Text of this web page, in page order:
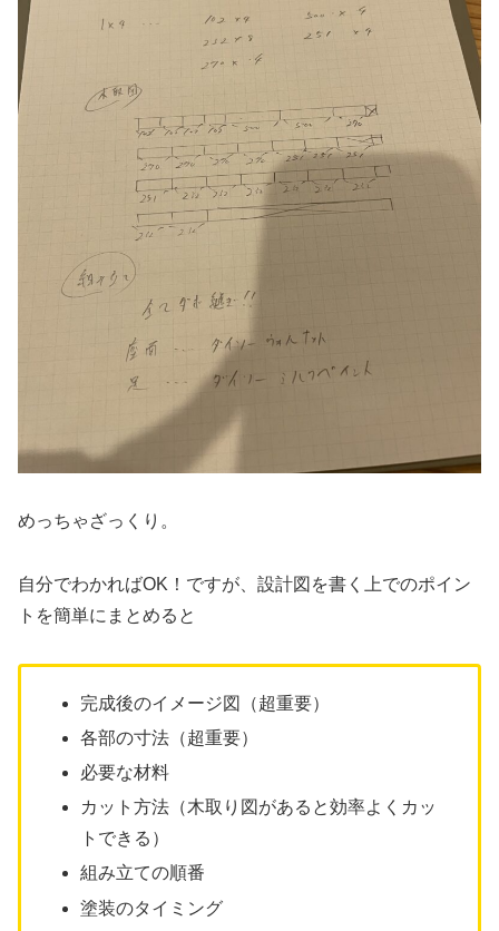
めっちゃざっくり。
自分でわかればOK！ですが、設計図を書く上でのポイン
トを簡単にまとめると
完成後のイメージ図（超重要）
各部の寸法（超重要）
必要な材料
カット方法（木取り図があると効率よくカッ
トできる）
組み立ての順番
塗装のタイミング